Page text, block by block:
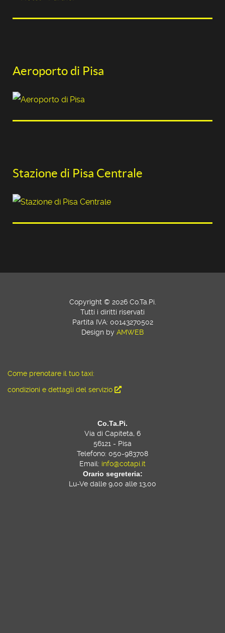
Aeroporto di Pisa
Stazione di Pisa Centrale
Copyright © 2026 Co.Ta.Pi.
Tutti i diritti riservati
Partita IVA: 00143270502
Design by AMWEB
Come prenotare il tuo taxi:
condizioni e dettagli del servizio
Co.Ta.Pi.
Via di Capiteta, 6
56121 - Pisa
Telefono: 050-983708
Email: info@cotapi.it
Orario segreteria:
Lu-Ve dalle 9,00 alle 13,00